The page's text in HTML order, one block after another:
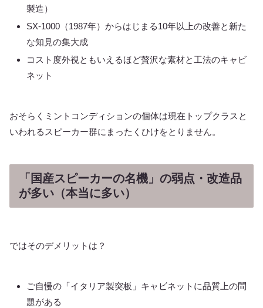
製造）
SX-1000（1987年）からはじまる10年以上の改善と新た
な知見の集大成
コスト度外視ともいえるほど贅沢な素材と工法のキャビ
ネット
おそらくミントコンディションの個体は現在トップクラスと
いわれるスピーカー群にまったくひけをとりません。
「国産スピーカーの名機」の弱点・改造品
が多い（本当に多い）
ではそのデメリットは？
ご自慢の「イタリア製突板」キャビネットに品質上の問
題がある